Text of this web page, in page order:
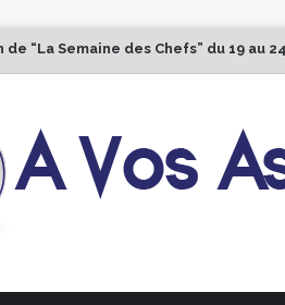
de “La Semaine des Chefs” du 19 au